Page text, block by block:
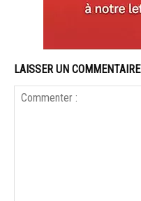
LAISSER UN COMMENTAIRE